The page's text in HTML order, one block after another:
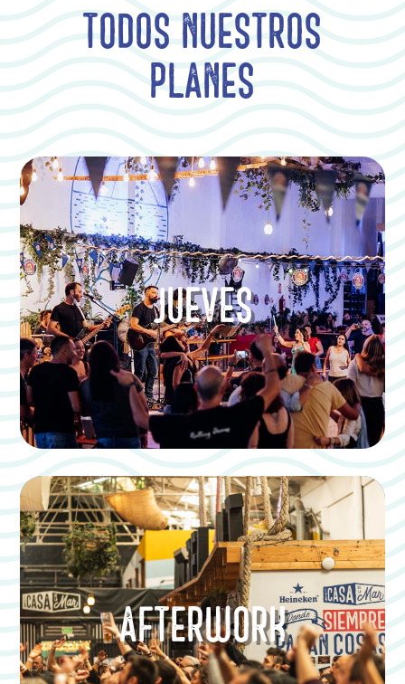
Todos nuestros
planes
JUEVES
AFTERWORK